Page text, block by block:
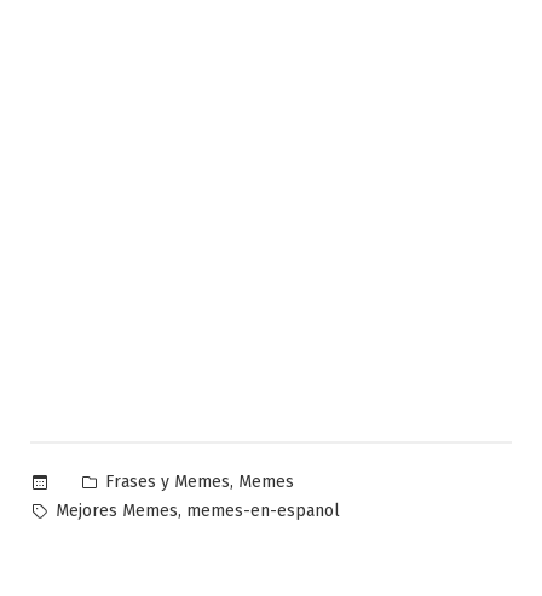
Publicado
en
Frases y Memes, Memes
Etiquetas:
Mejores Memes, memes-en-espanol